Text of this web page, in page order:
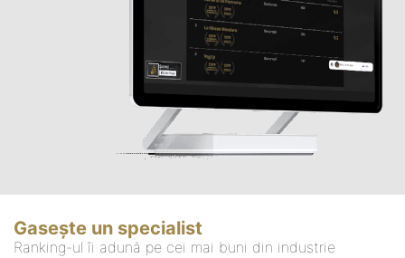
Gasește un specialist
Ranking-ul îi adună pe cei mai buni din industrie